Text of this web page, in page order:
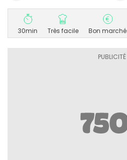
30min Très facile Bon marché